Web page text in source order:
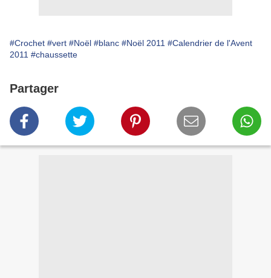
#Crochet #vert #Noël #blanc #Noël 2011 #Calendrier de l'Avent
2011 #chaussette
Partager